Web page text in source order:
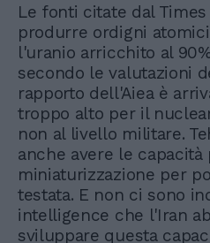
Le fonti citate dal
produrre ordigni
l'uranio arricchito al
secondo le valutazioni
rapporto dell'Aiea è
troppo alto per il
non al livello militare.
anche avere le
miniaturizzazione per
testata. E non ci sono
intelligence che l'Iran
sviluppare questa